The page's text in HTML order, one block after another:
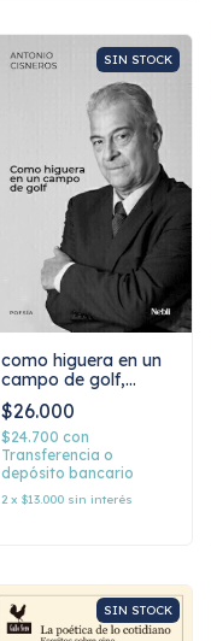
SIN STOCK
como higuera en un
campo de golf,
antonio cisneros
$26.000
$24.700 con
Transferencia o
depósito bancario
2 x $13.000 sin interés
SIN STOCK